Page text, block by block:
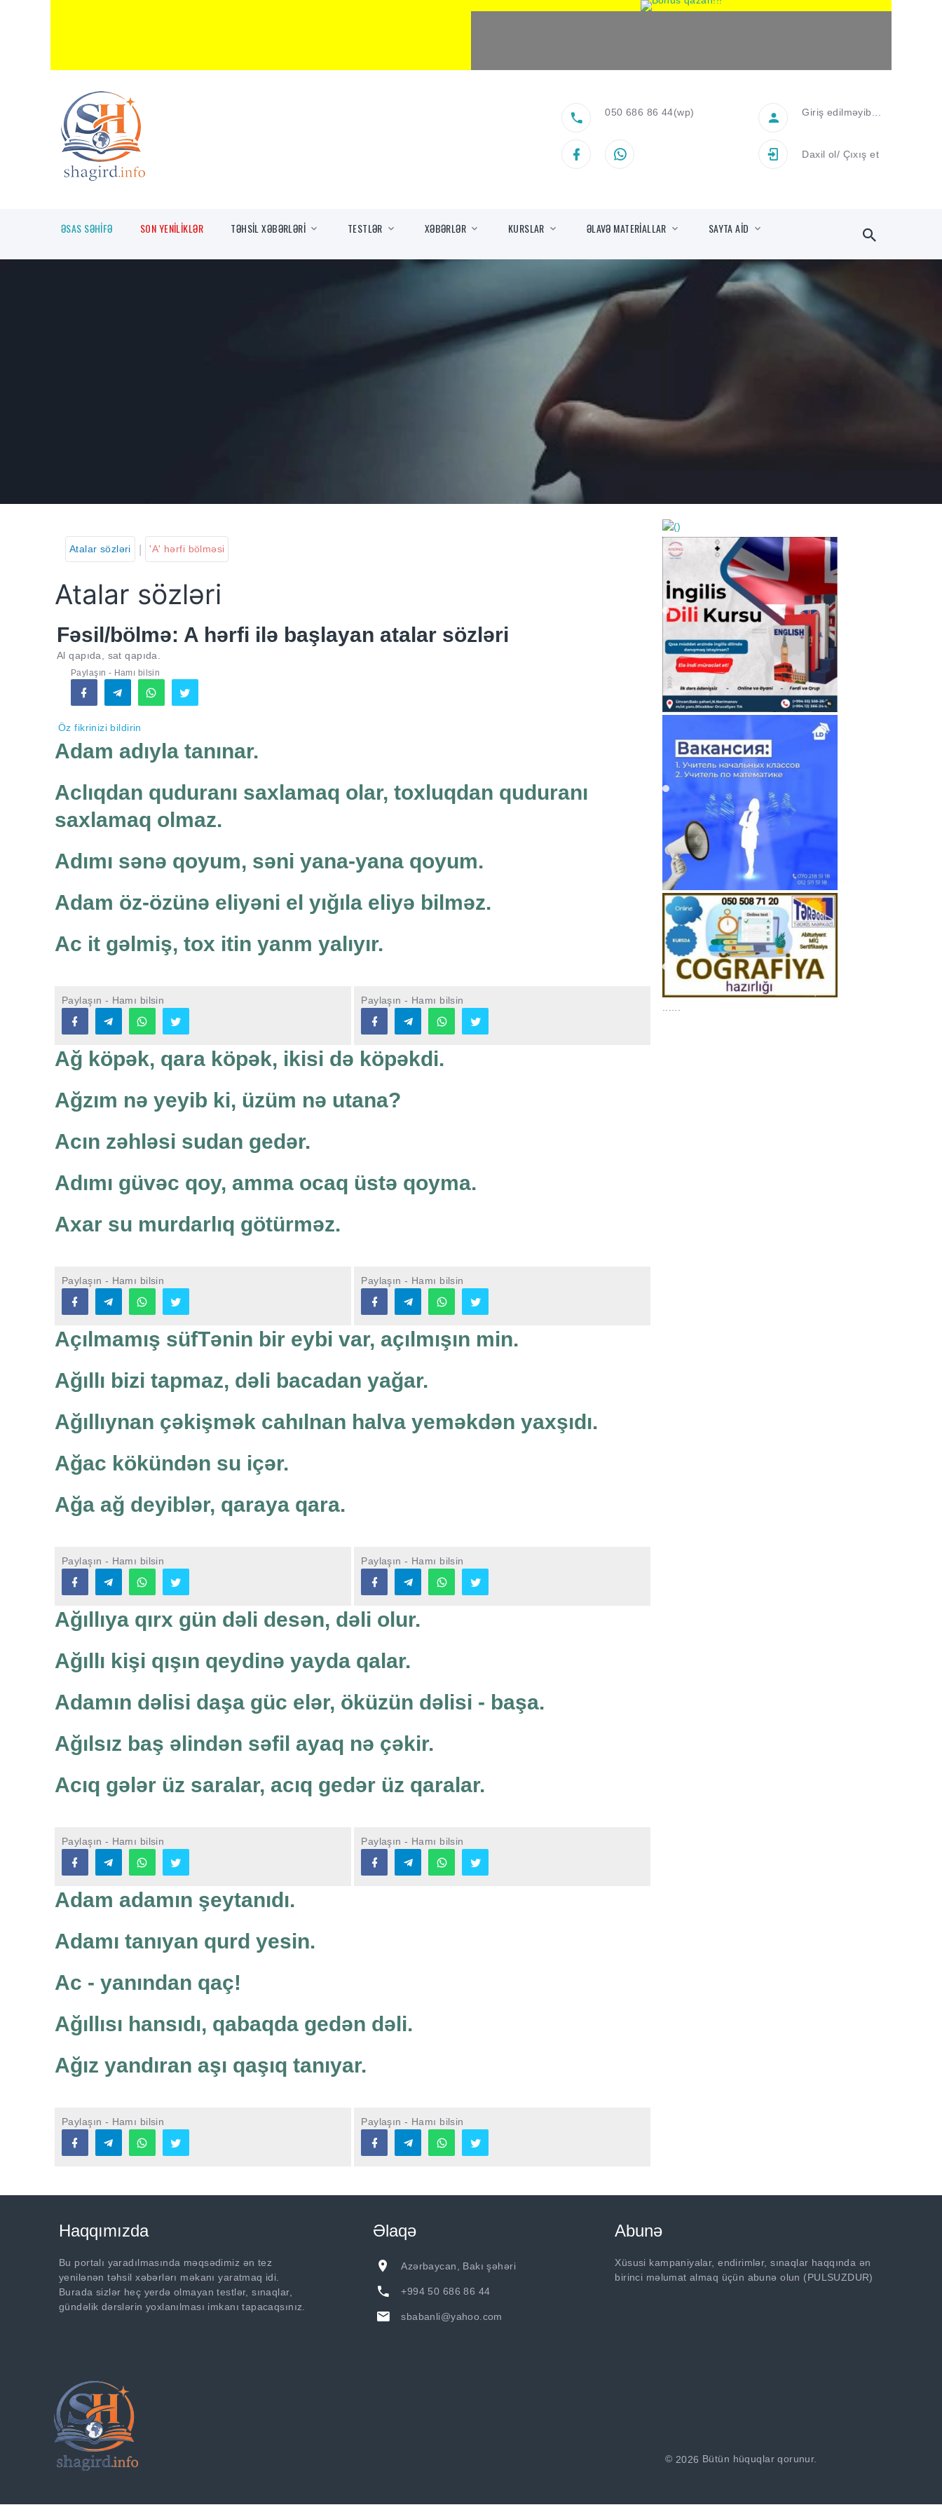
050 686 86 44(wp) Giriş edilməyib...
Daxil ol/ Çıxış et
ƏSAS SƏHİFƏ SON YENİLİKLƏR TƏHSİL XƏBƏRLƏRİ TESTLƏR XƏBƏRLƏR KURSLAR ƏLAVƏ MATERİALLAR SAYTA AİD
Atalar sözləri 'A' hərfi bölməsi
Atalar sözləri
Fəsil/bölmə: A hərfi ilə başlayan atalar sözləri
Al qapıda, sat qapıda.
Paylaşın - Hamı bilsin
Öz fikrinizi bildirin
Adam adıyla tanınar.
Aclıqdan quduranı saxlamaq olar, toxluqdan quduranı
saxlamaq olmaz.
Adımı sənə qoyum, səni yana-yana qoyum.
Adam öz-özünə eliyəni el yığıla eliyə bilməz.
Ac it gəlmiş, tox itin yanm yalıyır.
Paylaşın - Hamı bilsin Paylaşın - Hamı bilsin
Ağ köpək, qara köpək, ikisi də köpəkdi.
Ağzım nə yeyib ki, üzüm nə utana?
Acın zəhləsi sudan gedər.
Adımı güvəc qoy, amma ocaq üstə qoyma.
Axar su murdarlıq götürməz.
Paylaşın - Hamı bilsin Paylaşın - Hamı bilsin
Açılmamış süfTənin bir eybi var, açılmışın min.
Ağıllı bizi tapmaz, dəli bacadan yağar.
Ağıllıynan çəkişmək cahılnan halva yeməkdən yaxşıdı.
Ağac kökündən su içər.
Ağa ağ deyiblər, qaraya qara.
Paylaşın - Hamı bilsin Paylaşın - Hamı bilsin
Ağıllıya qırx gün dəli desən, dəli olur.
Ağıllı kişi qışın qeydinə yayda qalar.
Adamın dəlisi daşa güc elər, öküzün dəlisi - başa.
Ağılsız baş əlindən səfil ayaq nə çəkir.
Acıq gələr üz saralar, acıq gedər üz qaralar.
Paylaşın - Hamı bilsin Paylaşın - Hamı bilsin
Adam adamın şeytanıdı.
Adamı tanıyan qurd yesin.
Ac - yanından qaç!
Ağıllısı hansıdı, qabaqda gedən dəli.
Ağız yandıran aşı qaşıq tanıyar.
Paylaşın - Hamı bilsin Paylaşın - Hamı bilsin
https://wa.me/994552244433
Haqqımızda
Bu portalı yaradılmasında məqsədimiz ən tez
yenilənən təhsil xəbərlərı məkanı yaratmaq idi.
Burada sizlər heç yerdə olmayan testlər, sınaqlar,
gündəlik dərslərin yoxlanılması imkanı tapacaqsınız.
Əlaqə
Azərbaycan, Bakı şəhəri
+994 50 686 86 44
sbabanli@yahoo.com
Abunə
Xüsusi kampaniyalar, endirimlər, sınaqlar haqqında ən
birinci məlumat almaq üçün abunə olun (PULSUZDUR)
© 2026 Bütün hüquqlar qorunur.